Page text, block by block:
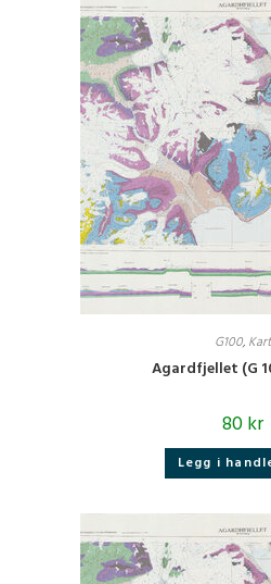
G100, Kart
Agardfjellet (G
80kr
Legg i